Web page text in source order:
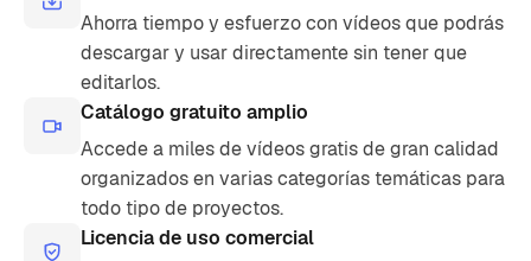
Ahorra tiempo y esfuerzo con vídeos que podrás
descargar y usar directamente sin tener que
editarlos.
Catálogo gratuito amplio
Accede a miles de vídeos gratis de gran calidad
organizados en varias categorías temáticas para
todo tipo de proyectos.
Licencia de uso comercial